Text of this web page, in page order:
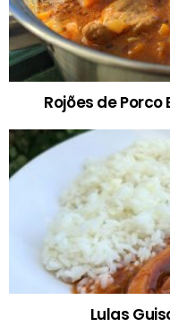
Rojões de
Lulas